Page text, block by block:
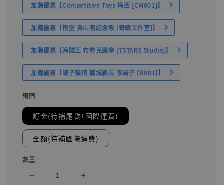
加購優惠【Competitive Toys 梅西 [CM001]】
加購優惠【悟空 鳥山明紀念款 [奇蹟工作室]】
加購優惠【海賊王 布魯克達摩 [7STARS Studio]】
加購優惠【讓子彈飛 鵝城縣長 張麻子 [BK01]】
預購
訂金(待補尾款+國際運費)
全額(待補國際運費)
數量